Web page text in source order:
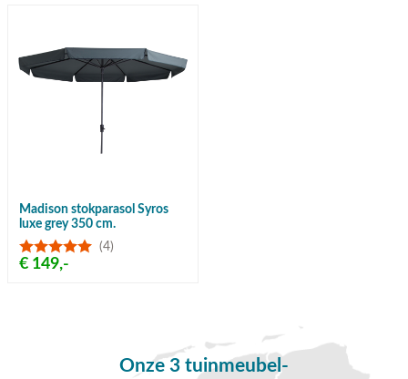
Madison stokparasol Syros
luxe grey 350 cm.
(4)
€ 149,-
Onze 3 tuinmeubel-